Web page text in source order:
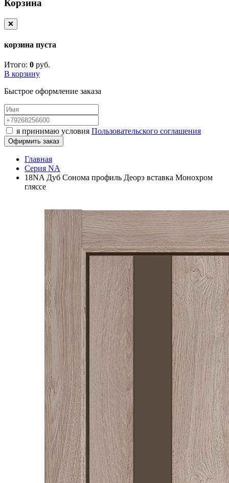
Корзина
❌
корзина пуста
Итого: 0 руб.
В корзину
Быстрое оформление заказа
я принимаю условия Пользовательского соглашения
Офирмить заказ
Главная
Серия NA
18NA Дуб Сонома профиль Деорэ вставка Монохром
гляссе